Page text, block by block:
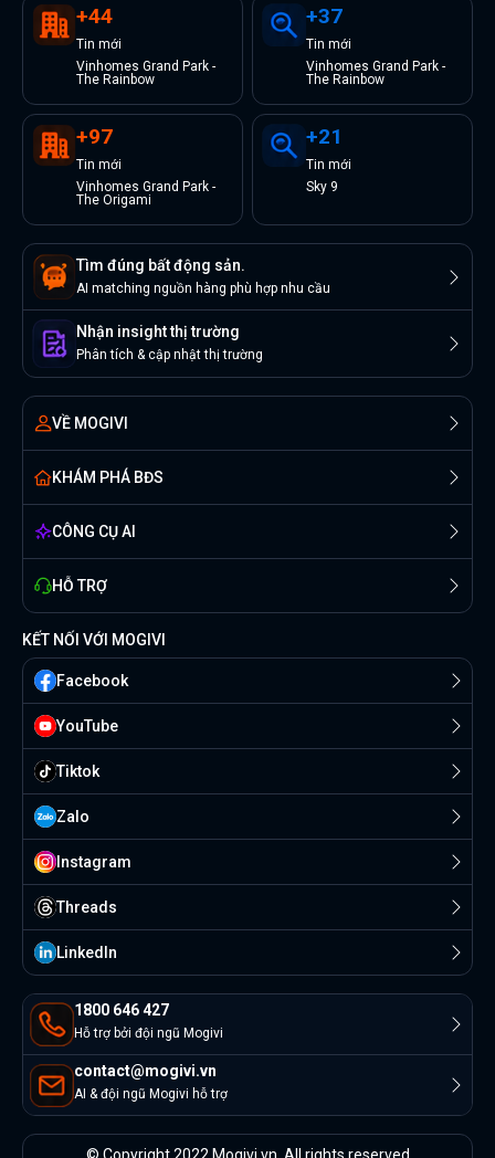
+44
Tin mới
Vinhomes Grand Park -
The Rainbow
+37
Tin mới
Vinhomes Grand Park -
The Rainbow
+97
Tin mới
Vinhomes Grand Park -
The Origami
+21
Tin mới
Sky 9
Tìm đúng bất động sản.
AI matching nguồn hàng phù hợp nhu cầu
Nhận insight thị trường
Phân tích & cập nhật thị trường
VỀ MOGIVI
KHÁM PHÁ BĐS
CÔNG CỤ AI
HỖ TRỢ
1800 646 427
Hỗ trợ bởi đội ngũ Mogivi
contact@mogivi.vn
AI & đội ngũ Mogivi hỗ trợ
KẾT NỐI VỚI MOGIVI
Facebook
YouTube
Tiktok
Zalo
Instagram
Threads
Linkedln